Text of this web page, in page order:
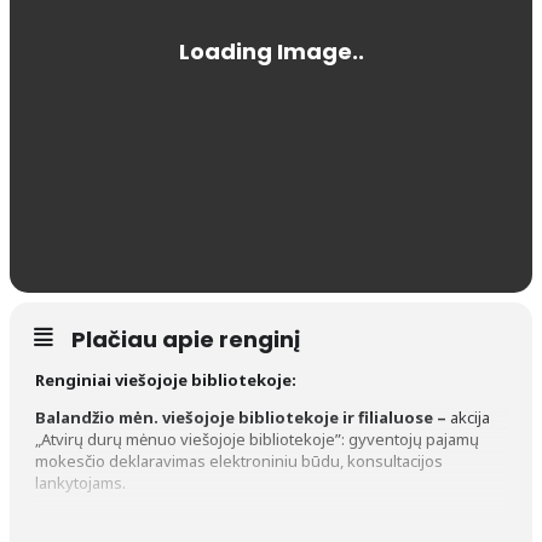
Plačiau apie renginį
Renginiai viešojoje bibliotekoje:
Balandžio mėn. viešojoje bibliotekoje ir filialuose – akcija
„Atvirų durų mėnuo viešojoje bibliotekoje”: gyventojų pajamų
mokesčio deklaravimas elektroniniu būdu, konsultacijos
lankytojams.